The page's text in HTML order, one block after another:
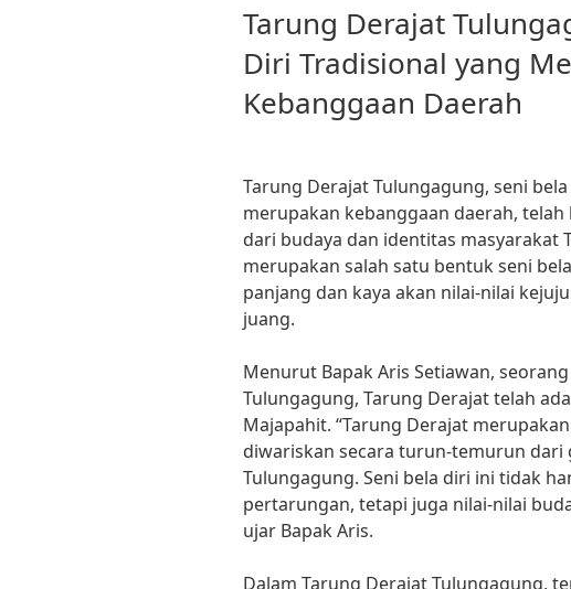
Tarung Derajat
Diri Tradisional yang
Kebanggaan Daerah
Tarung Derajat Tulungagung, seni
merupakan kebanggaan daerah,
dari budaya dan identitas masyarakat
merupakan salah satu bentuk seni
panjang dan kaya akan nilai-nilai
juang.
Menurut Bapak Aris Setiawan,
Tulungagung, Tarung Derajat telah
Majapahit. “Tarung Derajat
diwariskan secara turun-temurun dari
Tulungagung. Seni bela diri ini tidak
pertarungan, tetapi juga nilai-nilai
ujar Bapak Aris.
Dalam Tarung Derajat Tulungagung,